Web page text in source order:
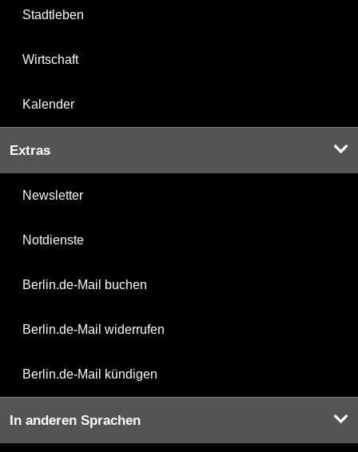
Stadtleben
Wirtschaft
Kalender
Extras
Newsletter
Notdienste
Berlin.de-Mail buchen
Berlin.de-Mail widerrufen
Berlin.de-Mail kündigen
In anderen Sprachen